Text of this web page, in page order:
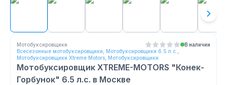
Мотобуксировщики
В наличии
Всесезонные мотобуксировщики
Мотобуксировщики 6.5 л.с.
Мотобуксировщики Xtreme Motors Мотобуксировщики
Мотобуксировщик XTREME-MOTORS "Конек-
Горбунок" 6.5 л.с. в Москве